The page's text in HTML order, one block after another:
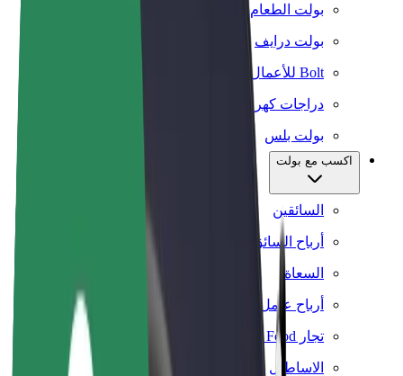
بولت الطعام
بولت درايف
Bolt للأعمال
دراجات كهربائية
بولت بلس
اكسب مع بولت
السائقين
أرباح السائق
السعاة
أرباح عامل التوصيل
تجار Bolt Food
الاساطيل